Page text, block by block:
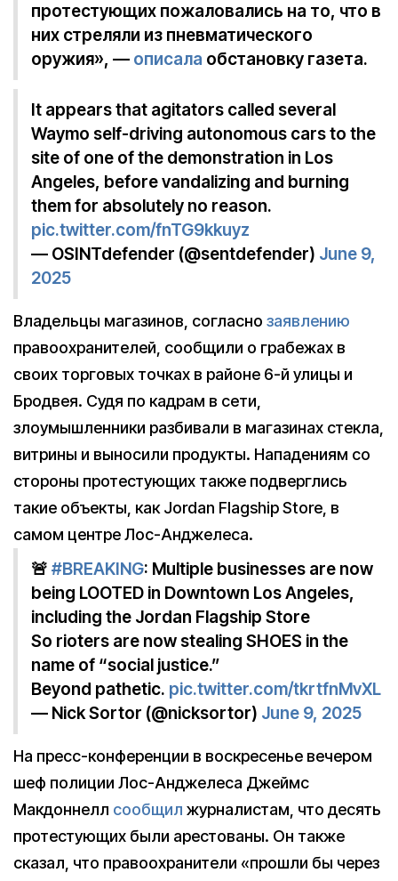
протестующих пожаловались на то, что в
них стреляли из пневматического
оружия», — описала обстановку газета.
It appears that agitators called several
Waymo self-driving autonomous cars to the
site of one of the demonstration in Los
Angeles, before vandalizing and burning
them for absolutely no reason.
pic.twitter.com/fnTG9kkuyz
— OSINTdefender (@sentdefender) June 9,
2025
Владельцы магазинов, согласно заявлению
правоохранителей, сообщили о грабежах в
своих торговых точках в районе 6-й улицы и
Бродвея. Судя по кадрам в сети,
злоумышленники разбивали в магазинах стекла,
витрины и выносили продукты. Нападениям со
стороны протестующих также подверглись
такие объекты, как Jordan Flagship Store, в
самом центре Лос-Анджелеса.
🚨 #BREAKING: Multiple businesses are now
being LOOTED in Downtown Los Angeles,
including the Jordan Flagship Store
So rioters are now stealing SHOES in the
name of “social justice.”
Beyond pathetic. pic.twitter.com/tkrtfnMvXL
— Nick Sortor (@nicksortor) June 9, 2025
На пресс-конференции в воскресенье вечером
шеф полиции Лос-Анджелеса Джеймс
Макдоннелл сообщил журналистам, что десять
протестующих были арестованы. Он также
сказал, что правоохранители «прошли бы через